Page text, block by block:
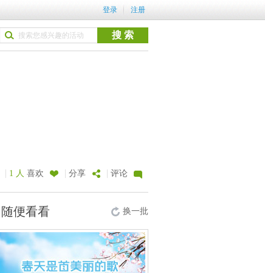
登录 注册
| 1 人 喜欢 | 分享 | 评论
随便看看 换一批